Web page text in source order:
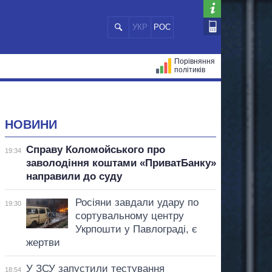
УКР РОС
Порівняння
політиків
НОВИНИ
19:34
Справу Коломойського про
заволодіння коштами «ПриватБанку»
направили до суду
19:30
Росіяни завдали удару по
сортувальному центру
Укрпошти у Павлограді, є
жертви
18:54
У ЗСУ запустили тестування